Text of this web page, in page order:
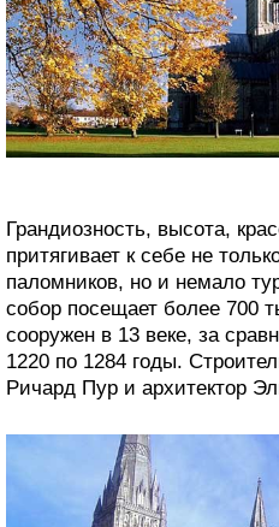
Грандиозность, высота,
притягивает к себе не
паломников, но и немало
собор посещает более 700
сооружен в 13 веке, за
1220 по 1284 годы.
Ричард Пур и архитектор